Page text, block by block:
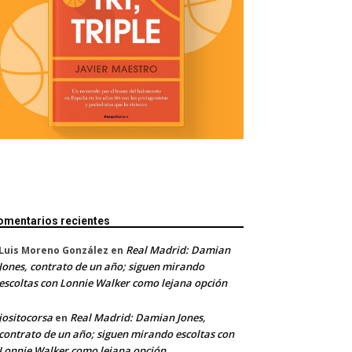
recientes
Moreno González en Real Madrid: Damian
contrato de un año; siguen mirando
con Lonnie Walker como lejana opción
en Real Madrid: Damian Jones,
de un año; siguen mirando escoltas con